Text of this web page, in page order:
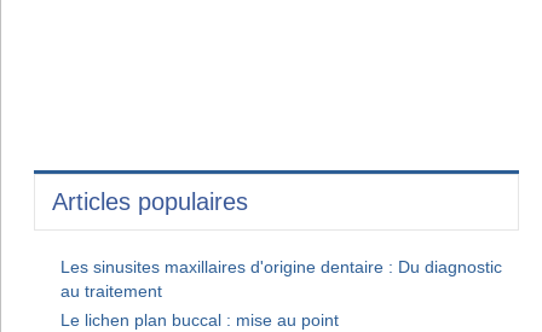
Articles populaires
Les sinusites maxillaires d'origine dentaire : Du diagnostic
au traitement
Le lichen plan buccal : mise au point